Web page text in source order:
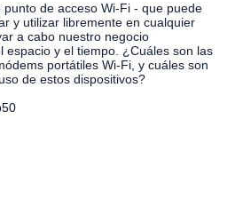
de acceso Wi-Fi - que puede
y utilizar libremente en cualquier
a cabo nuestro negocio
espacio y el tiempo. ¿Cuáles son las
portátiles Wi-Fi, y cuáles son
de estos dispositivos?